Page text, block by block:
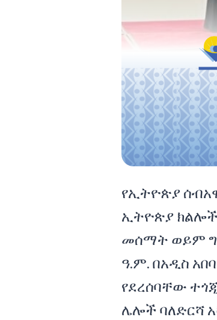
የኢትዮጵያ
ኢትዮጵያ
መሰማት ወይም
ዓ.ም. በአዲስ
የደረሰባቸው
ሌሎች ባለድርሻ